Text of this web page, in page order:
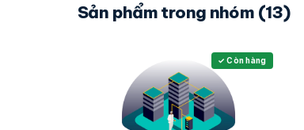
Sản phẩm trong nhóm (13)
✓ Còn hàng